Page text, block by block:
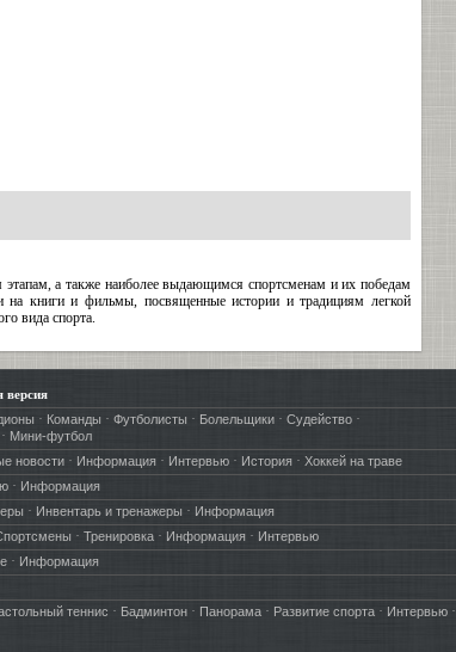
а также наиболее выдающимся спортсменам и их победам
на книги и фильмы, посвященные истории и традициям легкой
вида спорта.
версия
· Команды · Футболисты · Болельщики· Судейство·
· Мини-футбол
новости· Информация· Интервью· История· Хоккей на траве
· Информация
· Инвентарь и тренажеры · Информация
· Тренировка· Информация· Интервью
· Информация
теннис · Бадминтон· Панорама· Развитие спорта· Интервью·